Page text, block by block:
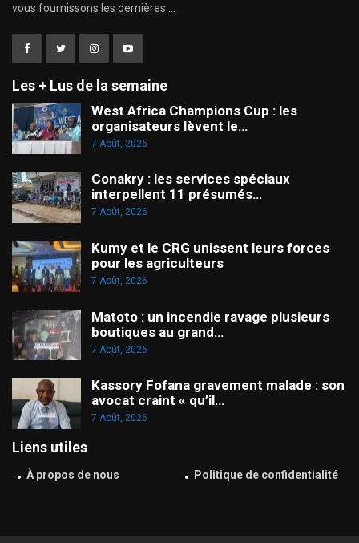
vous fournissons les dernières ...
Les + Lus de la semaine
West Africa Champions Cup : les
organisateurs lèvent le…
7 Août, 2026
Conakry : les services spéciaux
interpellent 11 présumés…
7 Août, 2026
Kumy et le CRG unissent leurs forces
pour les agriculteurs
7 Août, 2026
Matoto : un incendie ravage plusieurs
boutiques au grand…
7 Août, 2026
Kassory Fofana gravement malade : son
avocat craint « qu’il…
7 Août, 2026
Liens utiles
À propos de nous Politique de confidentialité